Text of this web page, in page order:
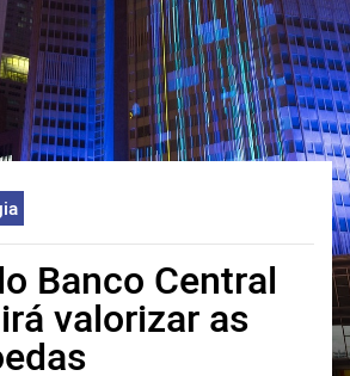
Banco Central
valorizar as